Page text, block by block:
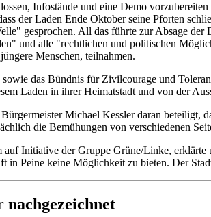
Infostände und eine Demo
der Laden Ende Oktober seine Pforten
gesprochen. All das führte zur Absage
und alle "rechtlichen und politischen
Menschen, teilnahmen.
das Bündnis für Zivilcourage und
Laden in ihrer Heimatstadt und von der
Michael Kessler daran beteiligt,
die Bemühungen von verschiedenen
auf Initiative der Gruppe Grüne/Linke,
in Peine keine Möglichkeit zu bieten. Der
nachgezeichnet